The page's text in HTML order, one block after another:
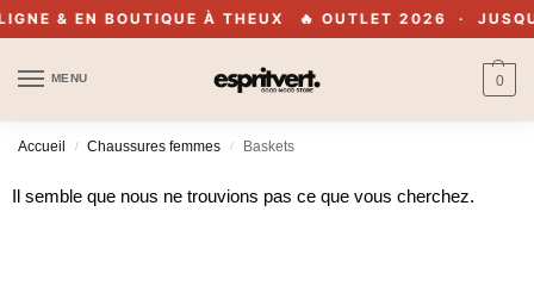
& EN BOUTIQUE À THEUX 🔥 OUTLET 2026 ·
MENU 0
Accueil / Chaussures femmes / Baskets
Il semble que nous ne trouvions pas ce que vous cherchez.